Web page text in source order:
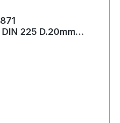
225 D.20mm